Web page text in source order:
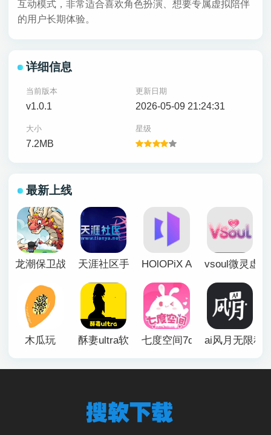
互动模式，非常适合喜欢角色扮演、想要专属虚拟陪伴
的用户长期体验。
详细信息
当前版本
v1.0.1
更新日期
2026-05-09 21:24:31
大小
7.2MB
星级
最新上线
龙潮保卫战 天涯社区手机版HOlOPiX AI手机版vsoul微灵虚
木瓜玩 酥妻ultra软件 七度空间7duapp正版
ai风月无限积